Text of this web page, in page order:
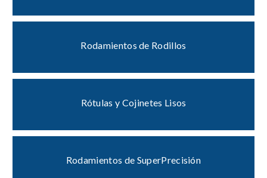
Rodamientos de Rodillos
Rótulas y Cojinetes Lisos
Rodamientos de SuperPrecisión